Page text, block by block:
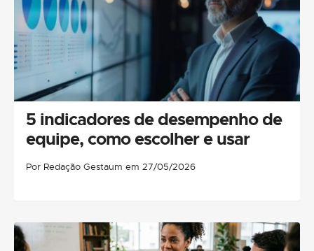
5 indicadores de desempenho de
equipe, como escolher e usar
Por Redação Gestaum em 27/05/2026